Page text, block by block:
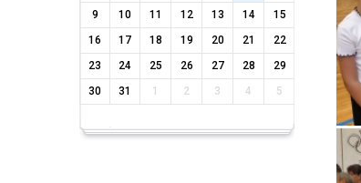
9
10 11 12 13 14
15
16
17 18 19 20 21
22
23
24 25 26 27 28
29
30
31 1 2 3 4 5